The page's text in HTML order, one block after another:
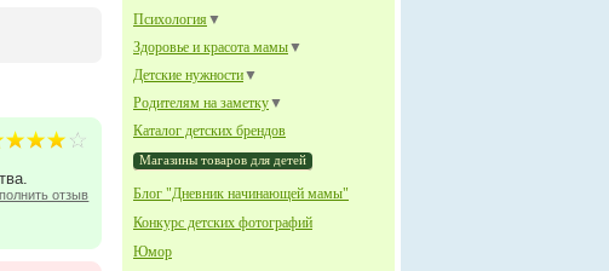
Психология ▼
Здоровье и красота мамы▼
Детские нужности▼
Родителям на заметку▼
Каталог детских брендов
Магазины товаров для детей
Блог "Дневник начинающей мамы"
Конкурс детских фотографий
Юмор
отзыв